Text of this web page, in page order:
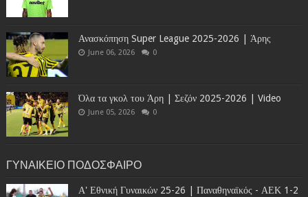
Ανασκόπηση Super League 2025-2026 | Άρης
June 06, 2026 0
Όλα τα γκολ του Άρη | Σεζόν 2025-2026 | Video
June 05, 2026 0
ΓΥΝΑΙΚΕΙΟ ΠΟΔΟΣΦΑΙΡΟ
Α' Εθνική Γυναικών 25-26 | Παναθηναϊκός - ΑΕΚ 1-2